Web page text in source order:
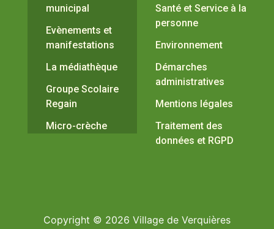
municipal
Evènements et
manifestations
La médiathèque
Groupe Scolaire
Regain
Micro-crèche
Santé et Service à la
personne
Environnement
Démarches
administratives
Mentions légales
Traitement des
données et RGPD
Copyright © 2026 Village de Verquières